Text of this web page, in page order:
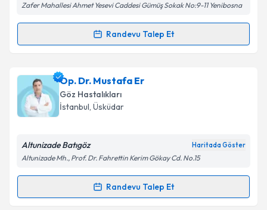
Zafer Mahallesi Ahmet Yesevi Caddesi Gümüş Sokak No:9-11 Yenibosna
Randevu Talep Et
Randevu Takvimi Talebi
Op. Dr. Ozan Sonbahariçin randevu takvimi talebi
oluşturun. Size bu uzmandan randevu almanız için bir
takvim hazırlandığında e-posta ile bilgilendireceğiz.
Kişisel verilerimin işlenmesine ilişkin
Metni'ni okudum ve kişisel verilerimin belirtilen
Op. Dr. Mustafa Er
Göz Hastalıkları
İstanbul, Üsküdar
Altunizade Batıgöz Haritada Göster
Altunizade Mh., Prof. Dr. Fahrettin Kerim Gökay Cd. No.15
Randevu Talep Et
Randevu Takvimi Talebi